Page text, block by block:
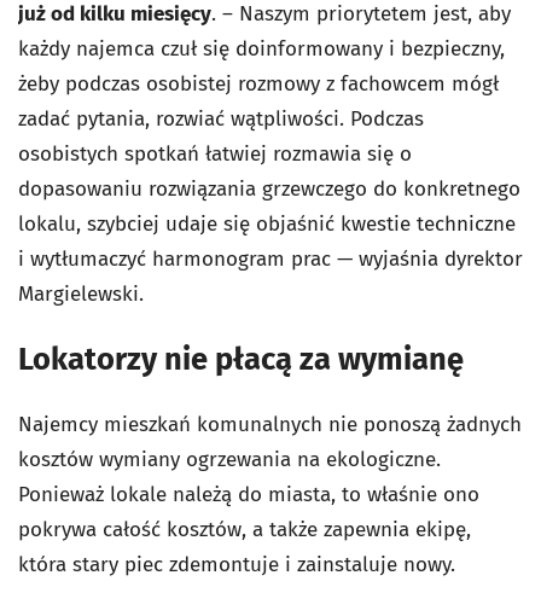
już od kilku miesięcy. – Naszym priorytetem jest, aby
każdy najemca czuł się doinformowany i bezpieczny,
żeby podczas osobistej rozmowy z fachowcem mógł
zadać pytania, rozwiać wątpliwości. Podczas
osobistych spotkań łatwiej rozmawia się o
dopasowaniu rozwiązania grzewczego do konkretnego
lokalu, szybciej udaje się objaśnić kwestie techniczne
i wytłumaczyć harmonogram prac — wyjaśnia dyrektor
Margielewski.
Lokatorzy nie płacą za wymianę
Najemcy mieszkań komunalnych nie ponoszą żadnych
kosztów wymiany ogrzewania na ekologiczne.
Ponieważ lokale należą do miasta, to właśnie ono
pokrywa całość kosztów, a także zapewnia ekipę,
która stary piec zdemontuje i zainstaluje nowy.